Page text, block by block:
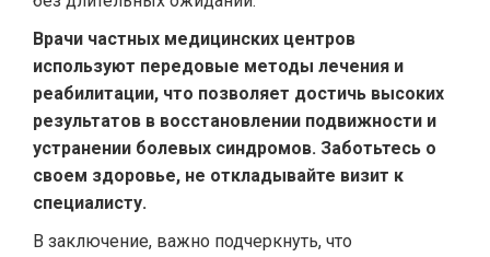
Врачи частных медицинских центров
используют передовые методы лечения и
реабилитации, что позволяет достичь высоких
результатов в восстановлении подвижности и
устранении болевых синдромов. Заботьтесь о
своем здоровье, не откладывайте визит к
специалисту.
В заключение, важно подчеркнуть, что